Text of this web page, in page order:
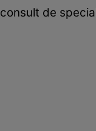
consult de